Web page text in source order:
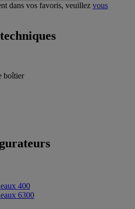
dans vos favoris, veuillez vous
boîtier
400
6300